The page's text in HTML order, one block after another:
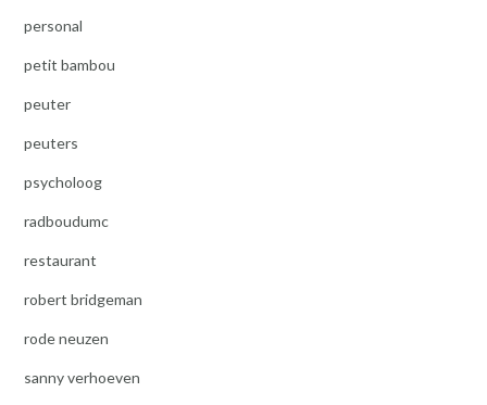
personal
petit bambou
peuter
peuters
psycholoog
radboudumc
restaurant
robert bridgeman
rode neuzen
sanny verhoeven